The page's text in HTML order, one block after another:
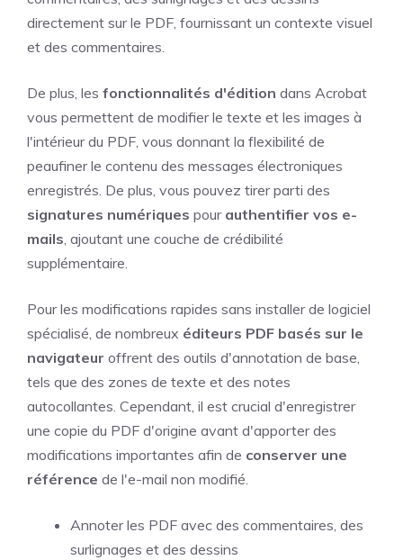
directement sur le PDF, fournissant un contexte visuel
et des commentaires.
De plus, les fonctionnalités d'édition dans Acrobat
vous permettent de modifier le texte et les images à
l'intérieur du PDF, vous donnant la flexibilité de
peaufiner le contenu des messages électroniques
enregistrés. De plus, vous pouvez tirer parti des
signatures numériques pour authentifier vos e-
mails, ajoutant une couche de crédibilité
supplémentaire.
Pour les modifications rapides sans installer de logiciel
spécialisé, de nombreux éditeurs PDF basés sur le
navigateur offrent des outils d'annotation de base,
tels que des zones de texte et des notes
autocollantes. Cependant, il est crucial d'enregistrer
une copie du PDF d'origine avant d'apporter des
modifications importantes afin de conserver une
référence de l'e-mail non modifié.
Annoter les PDF avec des commentaires, des
surlignages et des dessins